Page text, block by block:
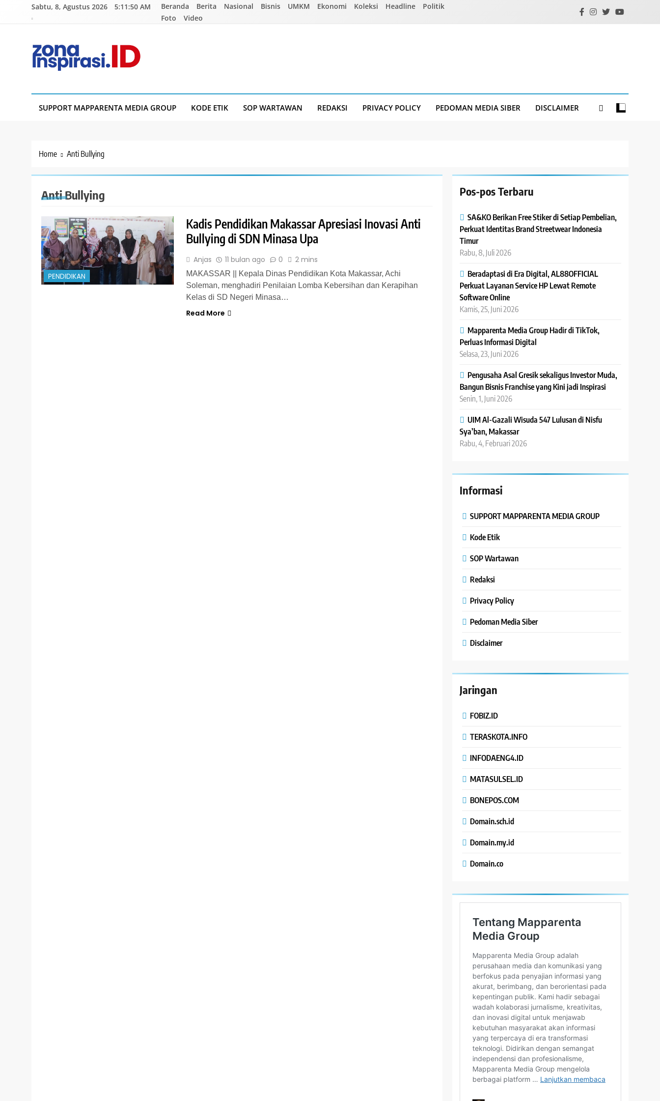
Sabtu, 8, Agustus 2026 5:11:51 AM Beranda Berita Nasional Bisnis UMKM Ekonomi Koleksi Headline
Politik
Foto
Video
SUPPORT MAPPARENTA MEDIA GROUP KODE ETIK SOP WARTAWAN REDAKSI PRIVACY POLICY PEDOMAN MEDIA SIBER DISCLAIMER
Home Anti Bullying
Anti Bullying
PENDIDIKAN
Kadis Pendidikan Makassar Apresiasi Inovasi Anti
Bullying di SDN Minasa Upa
Anjas 11 bulan ago 0 2 mins
MAKASSAR || Kepala Dinas Pendidikan Kota Makassar, Achi
Soleman, menghadiri Penilaian Lomba Kebersihan dan Kerapihan
Kelas di SD Negeri Minasa…
Read More
Pos-pos Terbaru
SA&KO Berikan Free Stiker di Setiap Pembelian,
Perkuat Identitas Brand Streetwear Indonesia
Timur
Rabu, 8, Juli 2026
Beradaptasi di Era Digital, AL88OFFICIAL
Perkuat Layanan Service HP Lewat Remote
Software Online
Kamis, 25, Juni 2026
Mapparenta Media Group Hadir di TikTok,
Perluas Informasi Digital
Selasa, 23, Juni 2026
Pengusaha Asal Gresik sekaligus Investor Muda,
Bangun Bisnis Franchise yang Kini jadi Inspirasi
Senin, 1, Juni 2026
UIM Al-Gazali Wisuda 547 Lulusan di Nisfu
Sya’ban, Makassar
Rabu, 4, Februari 2026
Informasi
SUPPORT MAPPARENTA MEDIA GROUP
Kode Etik
SOP Wartawan
Redaksi
Privacy Policy
Pedoman Media Siber
Disclaimer
Jaringan
FOBIZ.ID
TERASKOTA.INFO
INFODAENG4.ID
MATASULSEL.ID
BONEPOS.COM
Domain.sch.id
Domain.my.id
Domain.co